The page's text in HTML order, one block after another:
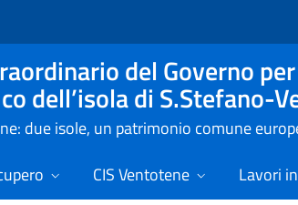
del Governo
dell’isola di S.Stefano-
due isole, un patrimonio comune
CIS Ventotene Lavori